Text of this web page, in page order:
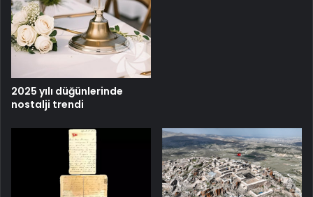
2025 yılı düğünlerinde
nostalji trendi